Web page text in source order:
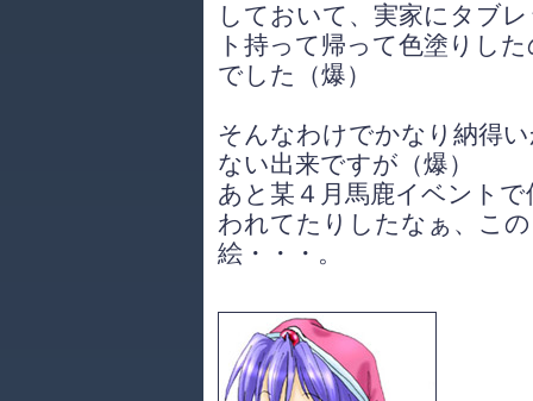
しておいて、実家にタブ
ト持って帰って色塗りした
でした（爆）
そんなわけでかなり納得
ない出来ですが（爆）
あと某４月馬鹿イベントで
われてたりしたなぁ、この
絵・・・。